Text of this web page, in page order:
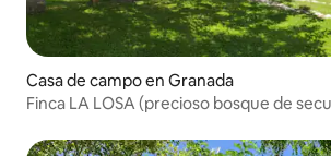
Casa de campo en Granada
Finca LA LOSA (precioso bosque de